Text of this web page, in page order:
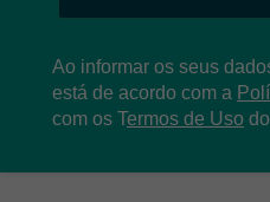
Ao informar os seus
está de acordo com a
com os Termos de Uso